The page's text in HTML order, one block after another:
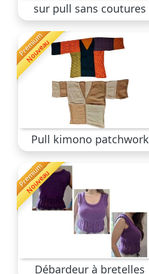
sur pull sans coutures
Pull kimono patchwork
Premium
Nouveau
Débardeur à bretelles
Premium
Nouveau